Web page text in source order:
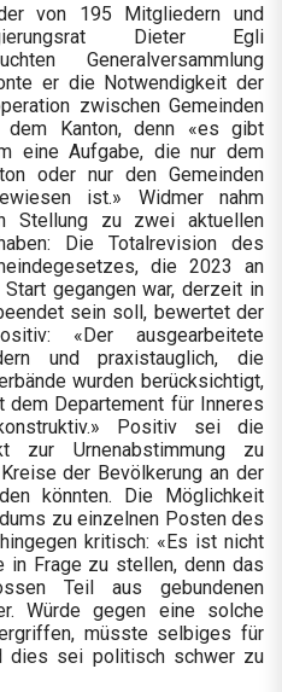
von 195 Mitgliedern und
Dieter Egli
Generalversammlung
er die Notwendigkeit der
zwischen Gemeinden
dem Kanton, denn «es gibt
eine Aufgabe, die nur dem
oder nur den Gemeinden
ist.» Widmer nahm
Stellung zu zwei aktuellen
Die Totalrevision des
die 2023 an
Start gegangen war, derzeit in
sein soll, bewertet der
«Der ausgearbeitete
und praxistauglich, die
wurden berücksichtigt,
dem Departement für Inneres
Positiv sei die
zur Urnenabstimmung zu
der Bevölkerung an der
könnten. Die Möglichkeit
zu einzelnen Posten des
kritisch: «Es ist nicht
in Frage zu stellen, denn das
Teil aus gebundenen
Würde gegen eine solche
müsste selbiges für
dies sei politisch schwer zu